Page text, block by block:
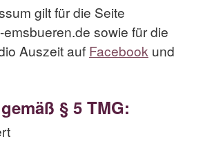
gilt für die Seite
sowie für die
Auszeit auf Facebook und
§ 5 TMG: